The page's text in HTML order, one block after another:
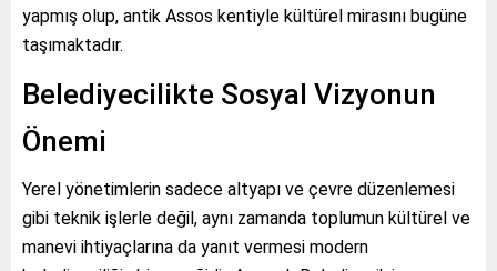
yapmış olup, antik Assos kentiyle kültürel mirasını bugüne
taşımaktadır.
Belediyecilikte Sosyal Vizyonun
Önemi
Yerel yönetimlerin sadece altyapı ve çevre düzenlemesi
gibi teknik işlerle değil, aynı zamanda toplumun kültürel ve
manevi ihtiyaçlarına da yanıt vermesi modern